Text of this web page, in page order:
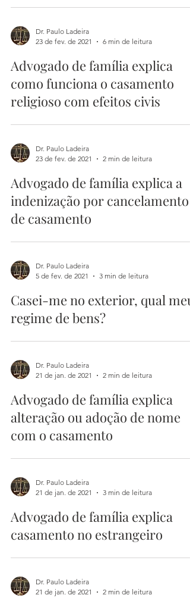
Dr. Paulo Ladeira
23 de fev. de 2021
6 min de leitura
Advogado de família explica
como funciona o casamento
religioso com efeitos civis
Dr. Paulo Ladeira
23 de fev. de 2021
2 min de leitura
Advogado de família explica a
indenização por cancelamento
de casamento
Dr. Paulo Ladeira
5 de fev. de 2021
3 min de leitura
Casei-me no exterior, qual meu
regime de bens?
Dr. Paulo Ladeira
21 de jan. de 2021
2 min de leitura
Advogado de família explica
alteração ou adoção de nome
com o casamento
Dr. Paulo Ladeira
21 de jan. de 2021
3 min de leitura
Advogado de família explica
casamento no estrangeiro
Dr. Paulo Ladeira
21 de jan. de 2021
2 min de leitura